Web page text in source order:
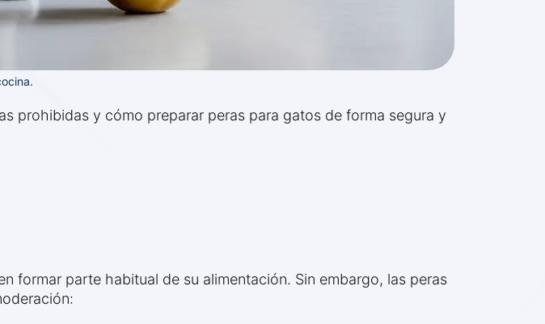
prohibidas y cómo preparar peras para gatos de forma segura y
formar parte habitual de su alimentación. Sin embargo, las peras